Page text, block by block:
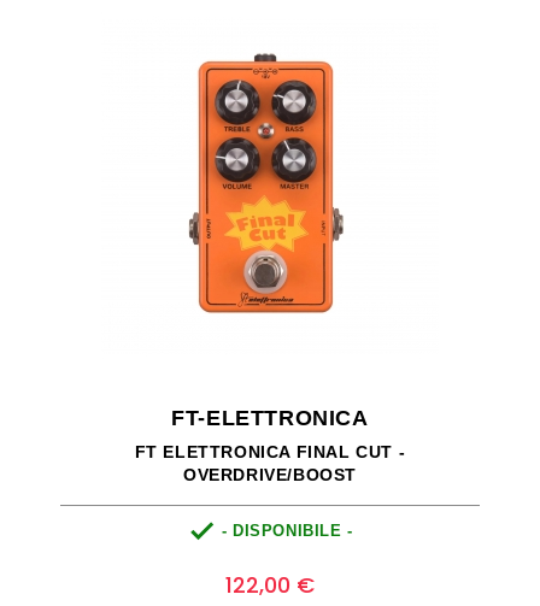
FT-ELETTRONICA
FT ELETTRONICA FINAL CUT -
OVERDRIVE/BOOST
 - DISPONIBILE -
122,00 €